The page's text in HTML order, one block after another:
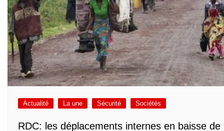
Actualité La une Sécurité Sociétés
RDC: les déplacements internes en baisse de